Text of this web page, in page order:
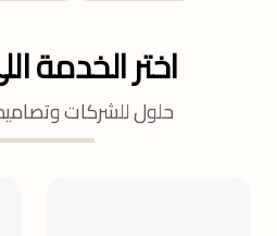
اختر الخدمة
حلول للشركات